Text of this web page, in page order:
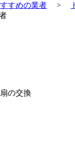
すめの業者 >
の交換